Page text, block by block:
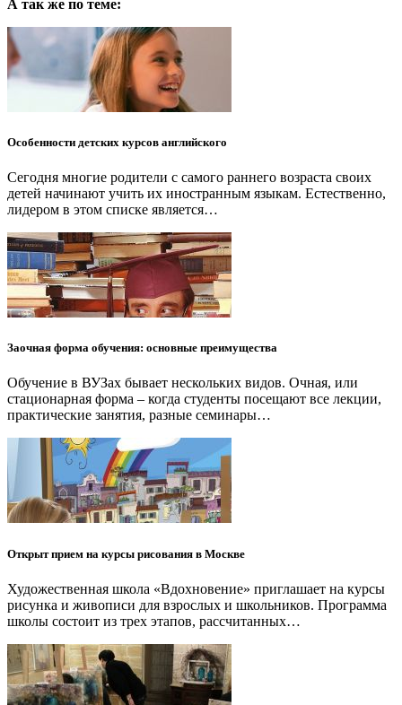
А так же по теме:
Особенности детских курсов английского
Сегодня многие родители с самого раннего возраста своих
детей начинают учить их иностранным языкам. Естественно,
лидером в этом списке является…
Заочная форма обучения: основные преимущества
Обучение в ВУЗах бывает нескольких видов. Очная, или
стационарная форма – когда студенты посещают все лекции,
практические занятия, разные семинары…
Открыт прием на курсы рисования в Москве
Художественная школа «Вдохновение» приглашает на курсы
рисунка и живописи для взрослых и школьников. Программа
школы состоит из трех этапов, рассчитанных…